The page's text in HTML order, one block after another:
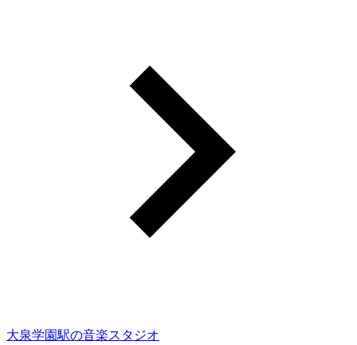
大泉学園駅の音楽スタジオ